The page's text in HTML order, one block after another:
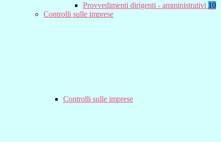
Provvedimenti dirigenti - amministrativi 10
Controlli sulle imprese
Controlli sulle imprese